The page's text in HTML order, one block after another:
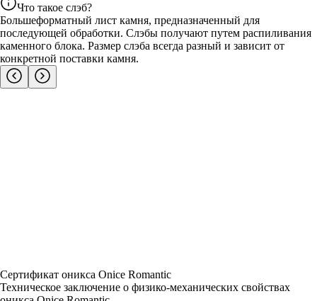
Что такое слэб?
Большеформатный лист камня, предназначенный для
последующей обработки. Слэбы получают путем распиливания
каменного блока. Размер слэба всегда разный и зависит от
конкретной поставки камня.
Сертификат оникса Onice Romantic
Техническое заключение о физико-механических свойствах